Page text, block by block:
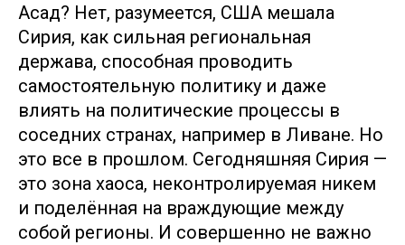
Асад? Нет, разумеется, США мешала
Сирия, как сильная региональная
держава, способная проводить
самостоятельную политику и даже
влиять на политические процессы в
соседних странах, например в Ливане. Но
это все в прошлом. Сегодняшняя Сирия —
это зона хаоса, неконтролируемая никем
и поделённая на враждующие между
собой регионы. И совершенно не важно